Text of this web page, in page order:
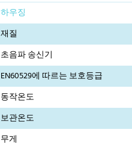
하우징
재질
초음파 송신기
EN60529에 따르는 보호등급
동작온도
보관온도
무게